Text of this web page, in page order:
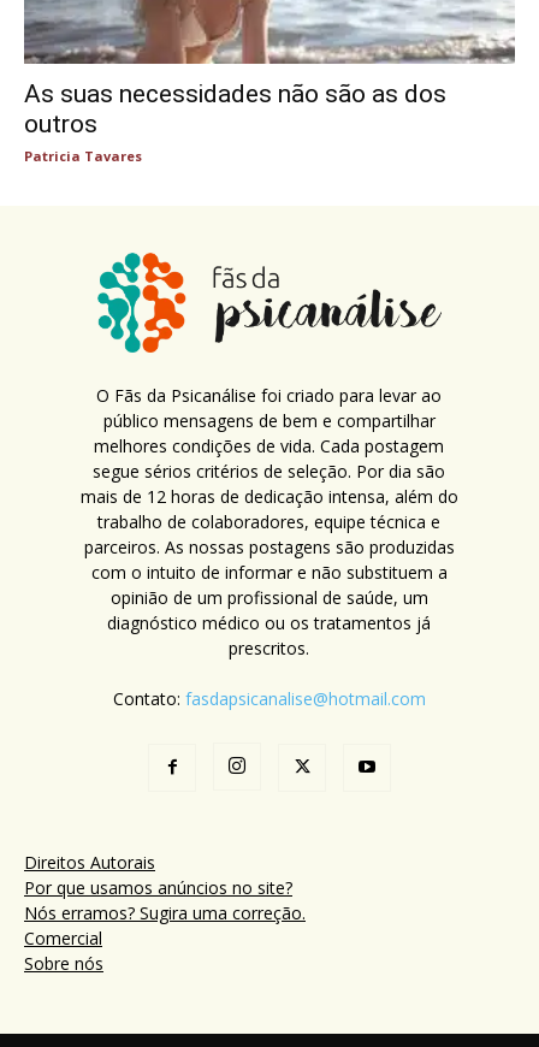
As suas necessidades não são as dos
outros
Patricia Tavares
O Fãs da Psicanálise foi criado para levar ao
público mensagens de bem e compartilhar
melhores condições de vida. Cada postagem
segue sérios critérios de seleção. Por dia são
mais de 12 horas de dedicação intensa, além do
trabalho de colaboradores, equipe técnica e
parceiros. As nossas postagens são produzidas
com o intuito de informar e não substituem a
opinião de um profissional de saúde, um
diagnóstico médico ou os tratamentos já
prescritos.
Contato: fasdapsicanalise@hotmail.com
Direitos Autorais
Por que usamos anúncios no site?
Nós erramos? Sugira uma correção.
Comercial
Sobre nós